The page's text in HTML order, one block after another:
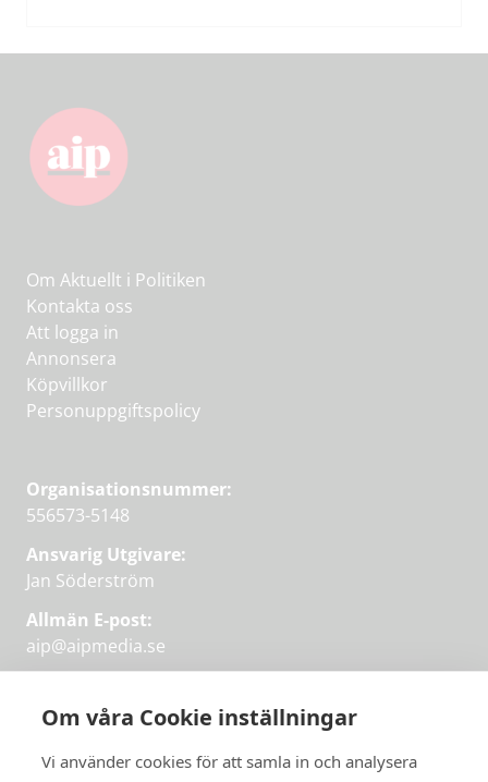
Om våra Cookie inställningar
Vi använder cookies för att samla in och analysera
Om Aktuellt i Politiken
Kontakta oss
Att logga in
Annonsera
Köpvillkor
Personuppgiftspolicy
Organisationsnummer:
556573-5148
Ansvarig Utgivare:
Jan Söderström
Allmän E-post:
aip@aipmedia.se
aip@flowyinfo.seeller 08-1210 60 40.
Instagram
LinkedIn
Twitter
Facebook